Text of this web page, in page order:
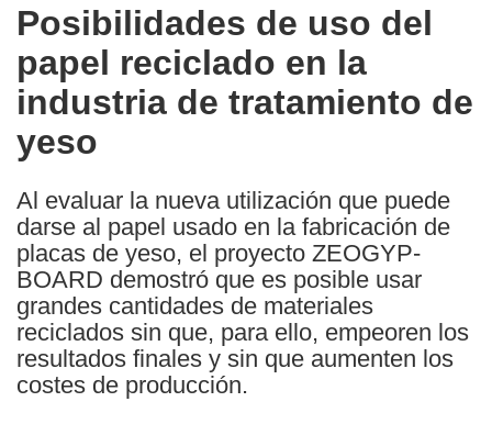
the
following
languages:
Posibilidades de uso del
papel reciclado en la
industria de tratamiento de
yeso
Al evaluar la nueva utilización que puede
darse al papel usado en la fabricación de
placas de yeso, el proyecto ZEOGYP-
BOARD demostró que es posible usar
grandes cantidades de materiales
reciclados sin que, para ello, empeoren los
resultados finales y sin que aumenten los
costes de producción.